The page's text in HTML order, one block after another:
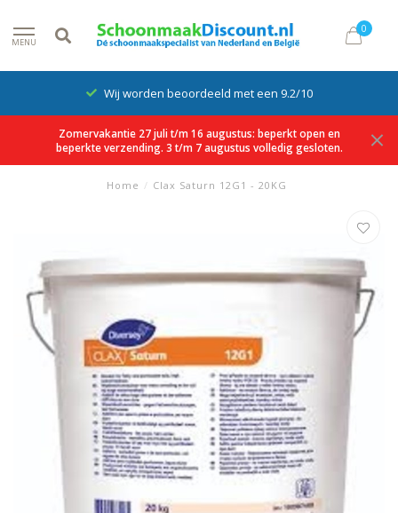
MENU
0
Wij worden beoordeeld met een 9.2/10
Zomervakantie 27 juli t/m 16 augustus: beperkt open en
beperkte verzending. 3 t/m 7 augustus volledig gesloten.
Home / Clax Saturn 12G1 - 20KG